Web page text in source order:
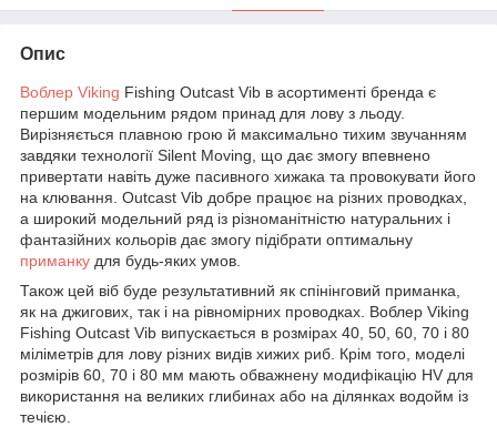
Опис
Воблер Viking Fishing Outcast Vib в асортименті бренда є
першим модельним рядом принад для лову з льоду.
Вирізняється плавною грою й максимально тихим звучанням
завдяки технології Silent Moving, що дає змогу впевнено
привертати навіть дуже пасивного хижака та провокувати його
на клювання. Outcast Vib добре працює на різних проводках,
а широкий модельний ряд із різноманітністю натуральних і
фантазійних кольорів дає змогу підібрати оптимальну
приманку для будь-яких умов.
Також цей віб буде результативний як спінінговий приманка,
як на джигових, так і на рівномірних проводках. Воблер Viking
Fishing Outcast Vib випускається в розмірах 40, 50, 60, 70 і 80
міліметрів для лову різних видів хижих риб. Крім того, моделі
розмірів 60, 70 і 80 мм мають обважнену модифікацію HV для
використання на великих глибинах або на ділянках водойм із
течією.